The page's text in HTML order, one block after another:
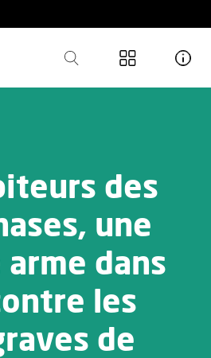
des
une
dans
les
de